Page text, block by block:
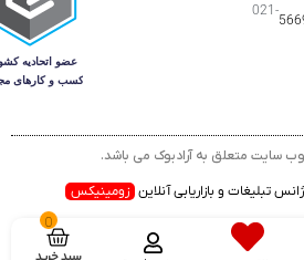
-021
متعلق به آرادبوک می باشد.
و بازاریابی آنلاین زومینیکس